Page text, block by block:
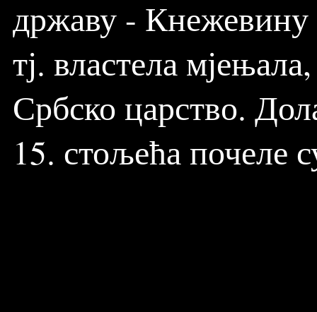
државу - Кнежевину
тј. властела
Србско царство.
15. стољећа почеле